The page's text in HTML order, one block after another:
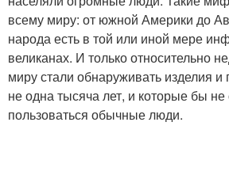
всему миру: от южной Америки до
народа есть в той или иной мере
великанах. И только относительно
миру стали обнаруживать изделия
не одна тысяча лет, и которые бы не
пользоваться обычные люди.